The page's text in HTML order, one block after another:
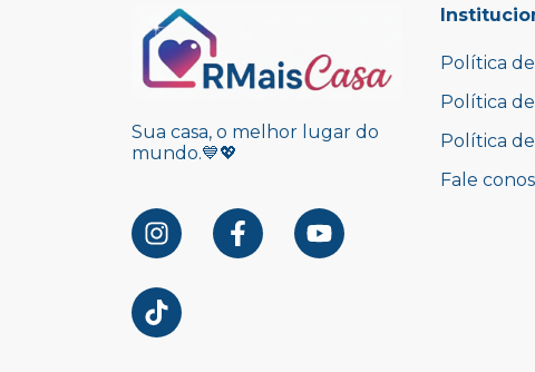
Sua casa, o melhor lugar do
mundo.💙💖
Política
Política
Política
Fale